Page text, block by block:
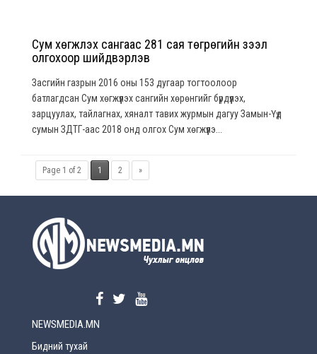
Сум хөгжүүлэх сангаас 281 сая төгрөгийн зээл
олгохоор шийдвэрлэв
Засгийн газрын 2016 оны 153 дугаар тогтоолоор
батлагдсан Сум хөгжүүлэх сангийн хөрөнгийг бүрдүүлэх,
зарцуулах, тайлагнах, хяналт тавих журмын дагуу Замын-Үүд
сумын ЗДТГ-аас 2018 онд олгох Сум хөгжүүлэ...
Page 1 of 2 1 2 »
NEWSMEDIA.MN
Бидний тухай